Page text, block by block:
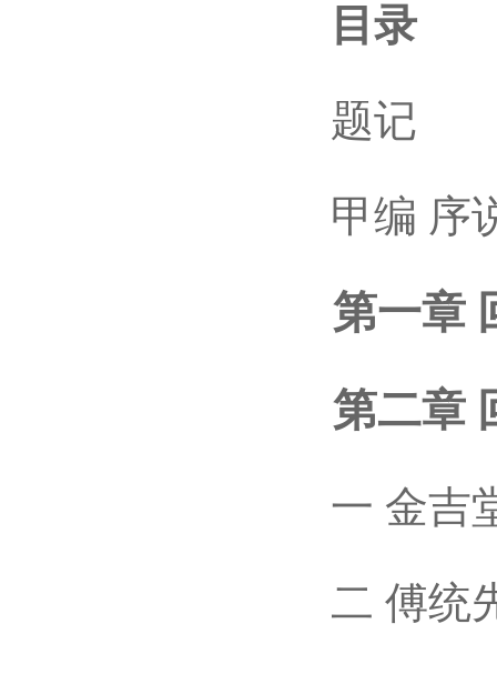
目录
题记
甲编 序
第一章 回
第二章 回
一 金吉堂
二 傅统先